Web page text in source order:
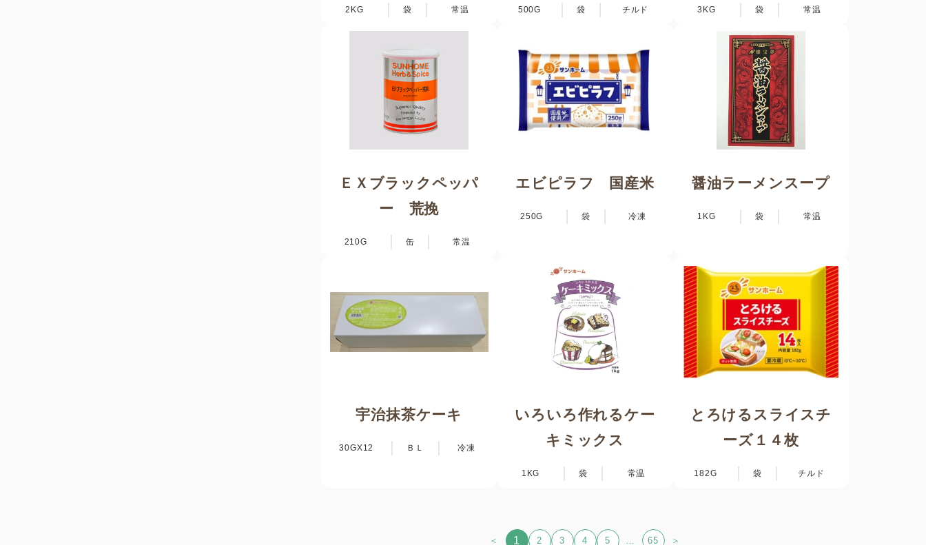
2KG 袋 常温 500G 袋 チルド 3KG 袋 常温
ＥＸブラックペッパ
ー 荒挽
210G 缶 常温
エビピラフ 国産米
250G 袋 冷凍
醤油ラーメンスープ
1KG 袋 常温
宇治抹茶ケーキ
30GX12 ＢＬ 冷凍
いろいろ作れるケー
キミックス
1KG 袋 常温
とろけるスライスチ
ーズ１４枚
182G 袋 チルド
＜ 1 2 3 4 5 65 ＞